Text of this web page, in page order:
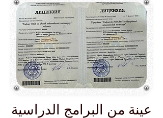
عينة من البرامج الدراسية